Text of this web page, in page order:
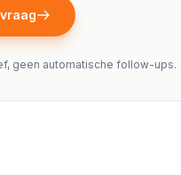
geen automatische follow-ups.